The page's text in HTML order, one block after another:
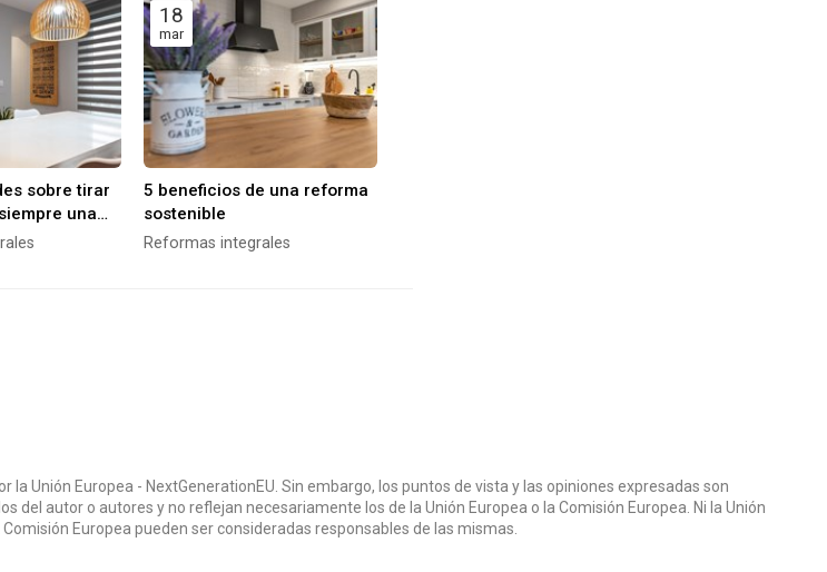
sobre tirar
una
18
mar
5 beneficios de una reforma
sostenible
Reformas integrales
la Unión Europea - NextGenerationEU. Sin embargo, los puntos de vista y las opiniones expresadas son
del autor o autores y no reflejan necesariamente los de la Unión Europea o la Comisión Europea. Ni la Unión
Comisión Europea pueden ser consideradas responsables de las mismas.